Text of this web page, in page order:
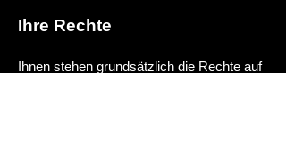
Ihre Rechte
Ihnen stehen grundsätzlich die Rechte auf